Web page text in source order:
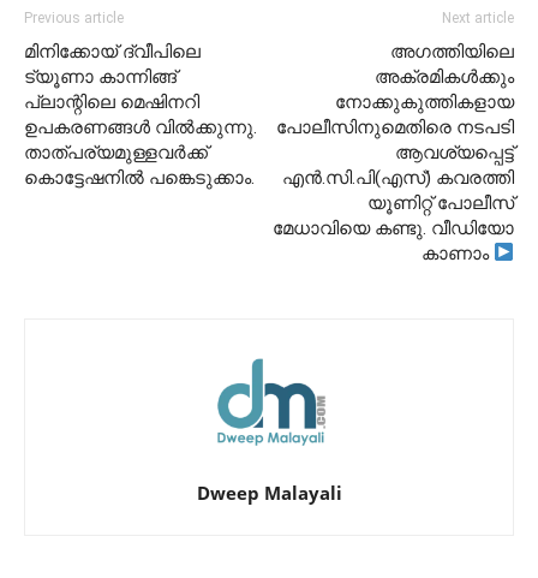
Previous article
മിനിക്കോയ് ദ്വീപിലെ
ട്യൂണാ കാന്നിങ്ങ്
പ്ലാന്റിലെ മെഷിനറി
ഉപകരണങ്ങൾ വിൽക്കുന്നു.
താത്പര്യമുള്ളവർക്ക്
കൊട്ടേഷനിൽ പങ്കെടുക്കാം.
Next article
അഗത്തിയിലെ
അക്രമികൾക്കും
നോക്കുകുത്തികളായ
പോലീസിനുമെതിരെ നടപടി
ആവശ്യപ്പെട്ട്
എൻ.സി.പി(എസ്) കവരത്തി
യൂണിറ്റ് പോലീസ്
മേധാവിയെ കണ്ടു. വീഡിയോ
കാണാം
Dweep Malayali